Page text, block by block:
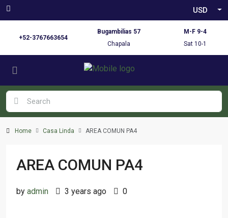
USD
+52-3767663654
Bugambilias 57
Chapala
M-F 9-4
Sat 10-1
Home Casa Linda AREA COMUN PA4
AREA COMUN PA4
by admin 3 years ago 0